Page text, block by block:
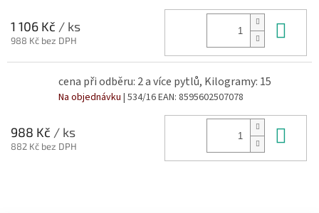
1 106 Kč / ks
988 Kč bez DPH
cena při odběru: 2 a více pytlů, Kilogramy: 15
Na objednávku | 534/16EAN: 8595602507078
988 Kč / ks
882 Kč bez DPH